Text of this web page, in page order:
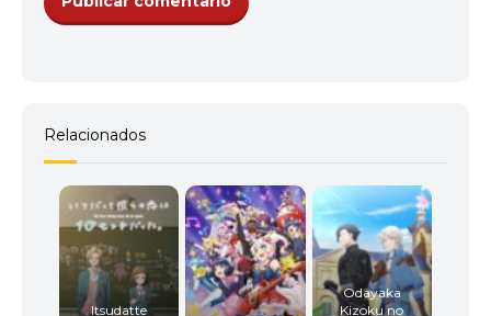
Relacionados
Itsudatte
Odayaka
Kizoku no